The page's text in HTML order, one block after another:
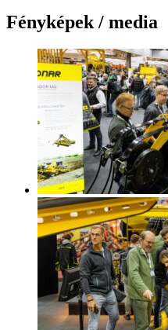
Fényképek / media